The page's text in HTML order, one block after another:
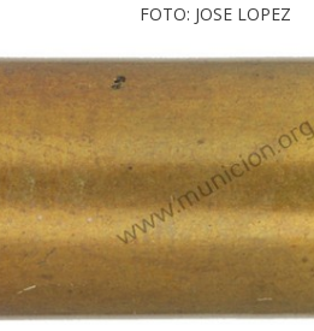
FOTO: JOSE LOPEZ